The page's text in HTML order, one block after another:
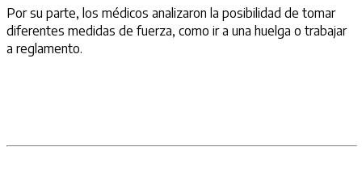
Por su parte, los médicos analizaron la posibilidad de tomar
diferentes medidas de fuerza, como ir a una huelga o trabajar
a reglamento.